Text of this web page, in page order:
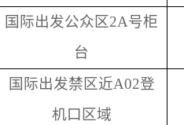
国际出发公众区2A号柜
台
国际出发禁区近A02登
机口区域